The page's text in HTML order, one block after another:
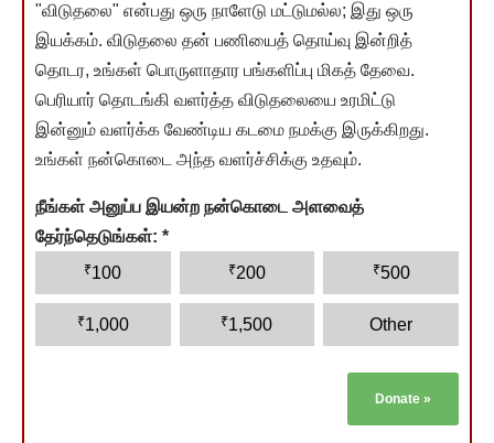
"விடுதலை" என்பது ஒரு நாளேடு மட்டுமல்ல; இது ஒரு
இயக்கம். விடுதலை தன் பணியைத் தொய்வு இன்றித்
தொடர, உங்கள் பொருளாதார பங்களிப்பு மிகத் தேவை.
பெரியார் தொடங்கி வளர்த்த விடுதலையை உரமிட்டு
இன்னும் வளர்க்க வேண்டிய கடமை நமக்கு இருக்கிறது.
உங்கள் நன்கொடை அந்த வளர்ச்சிக்கு உதவும்.
நீங்கள் அனுப்ப இயன்ற நன்கொடை அளவைத்
தேர்ந்தெடுங்கள்: *
₹100 ₹200 ₹500
₹1,000 ₹1,500 Other
Donate »